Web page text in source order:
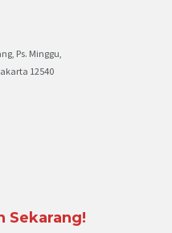
Ps. Minggu,
12540
Sekarang!